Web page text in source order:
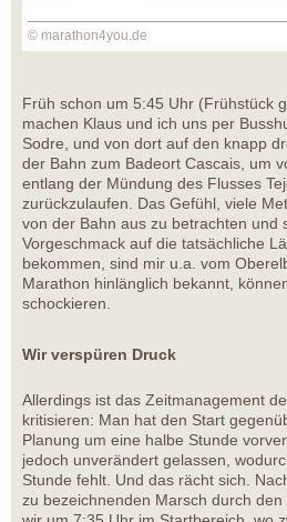
© marathon4you.de
Früh schon um 5:45 Uhr (Frühstück
machen Klaus und ich uns per
Sodre, und von dort auf den knapp
der Bahn zum Badeort Cascais, um
entlang der Mündung des Flusses
zurückzulaufen. Das Gefühl, viele
von der Bahn aus zu betrachten und
Vorgeschmack auf die tatsächliche
bekommen, sind mir u.a. vom
Marathon hinlänglich bekannt,
schockieren.
Wir verspüren Druck
Allerdings ist das Zeitmanagement
kritisieren: Man hat den Start
Planung um eine halbe Stunde
jedoch unverändert gelassen,
Stunde fehlt. Und das rächt sich.
zu bezeichnenden Marsch durch